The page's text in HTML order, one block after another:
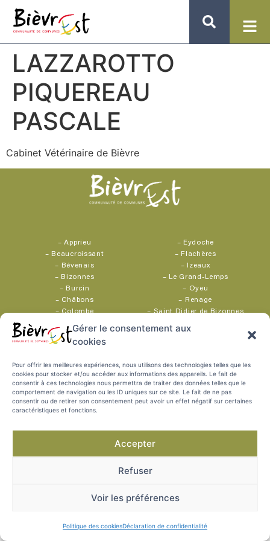
Gérer le consentement aux
cookies
Pour offrir les meilleures expériences, nous utilisons des technologies telles que les
cookies pour stocker et/ou accéder aux informations des appareils. Le fait de
consentir à ces technologies nous permettra de traiter des données telles que le
comportement de navigation ou les ID uniques sur ce site. Le fait de ne pas
consentir ou de retirer son consentement peut avoir un effet négatif sur certaines
caractéristiques et fonctions.
Accepter
Refuser
Voir les préférences
Politique des cookiesDéclaration de confidentialité
LAZZAROTTO
PIQUEREAU
PASCALE
Cabinet Vétérinaire de Bièvre
–Apprieu
– Beaucroissant
– Bévenais
– Bizonnes
– Burcin
– Châbons
–Colombe
– Eydoche
– Flachères
–
Izeaux
– Le Grand-Lemps
– Oyeu
– Renage
–Saint Didier de Bizonnes
38690 Colombe
MENTIONS
LÉGALES
POLITIQUE DES
COOKIES
PROTECTION DES
DONNÉES
PLAN DU SITE